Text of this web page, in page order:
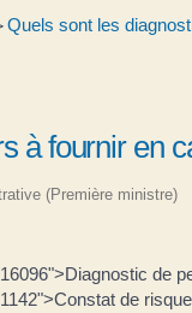
Quels sont les
à fournir en
(Première ministre)
de
de